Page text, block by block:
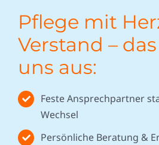
Pflege mit
Verstand –
uns aus:
Feste Ansprechpartner
Wechsel
Persönliche Beratung &